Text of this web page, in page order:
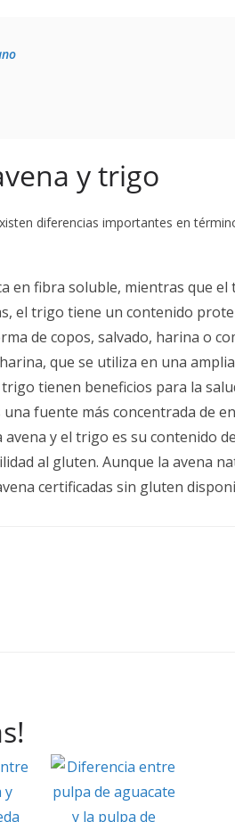
y trigo
diferencias importantes en
en fibra soluble, mientras que
el trigo tiene un contenido
de copos, salvado, harina o
que se utiliza en una
tienen beneficios para la
fuente más concentrada de
y el trigo es su contenido
al gluten. Aunque la
certificadas sin gluten